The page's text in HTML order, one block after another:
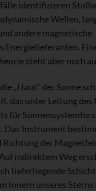
identifizieren
Wellen,
andere magnetische
Energielieferanten.
steht aber noch
„Haut“ der Sonne
das unter Leitung des
für
Das Instrument
Richtung der
indirektem Weg
tieferliegende
Innern unseres Sterns